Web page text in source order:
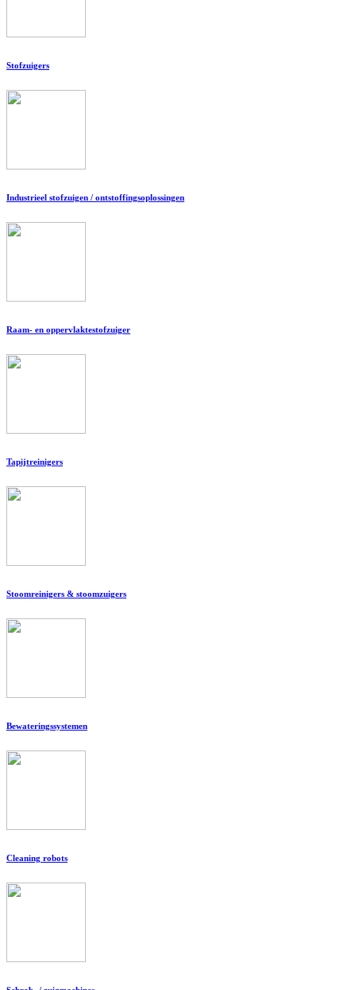
Stofzuigers
Industrieel stofzuigen / ontstoffingsoplossingen
Raam- en oppervlaktestofzuiger
Tapijtreinigers
Stoomreinigers & stoomzuigers
Bewateringssystemen
Cleaning robots